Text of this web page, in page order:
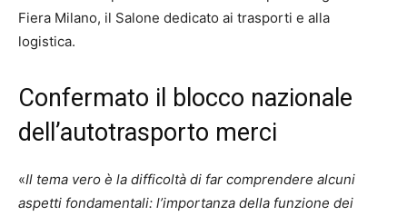
Fiera Milano, il Salone dedicato ai trasporti e alla
logistica.
Confermato il blocco nazionale
dell’autotrasporto merci
«Il tema vero è la difficoltà di far comprendere alcuni
aspetti fondamentali: l’importanza della funzione dei